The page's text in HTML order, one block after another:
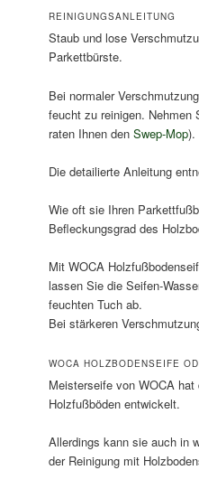
REINIGUNGSANLEITUNG
Staub und lose
Parkettbürste.
Bei normaler
feucht zu reinigen. Nehmen
raten Ihnen den Swep-Mop).
Die detailierte Anleitung
Wie oft sie Ihren
Befleckungsgrad des
Mit WOCA
lassen Sie die Seifen-
feuchten Tuch ab.
Bei stärkeren
WOCA HOLZBODENSEIFE
Meisterseife von WOCA
Holzfußböden entwickelt.
Allerdings kann sie auch in
der Reinigung mit